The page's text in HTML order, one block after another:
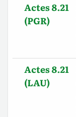
Actes 8.21
(PGR)
Actes 8.21
(LAU)